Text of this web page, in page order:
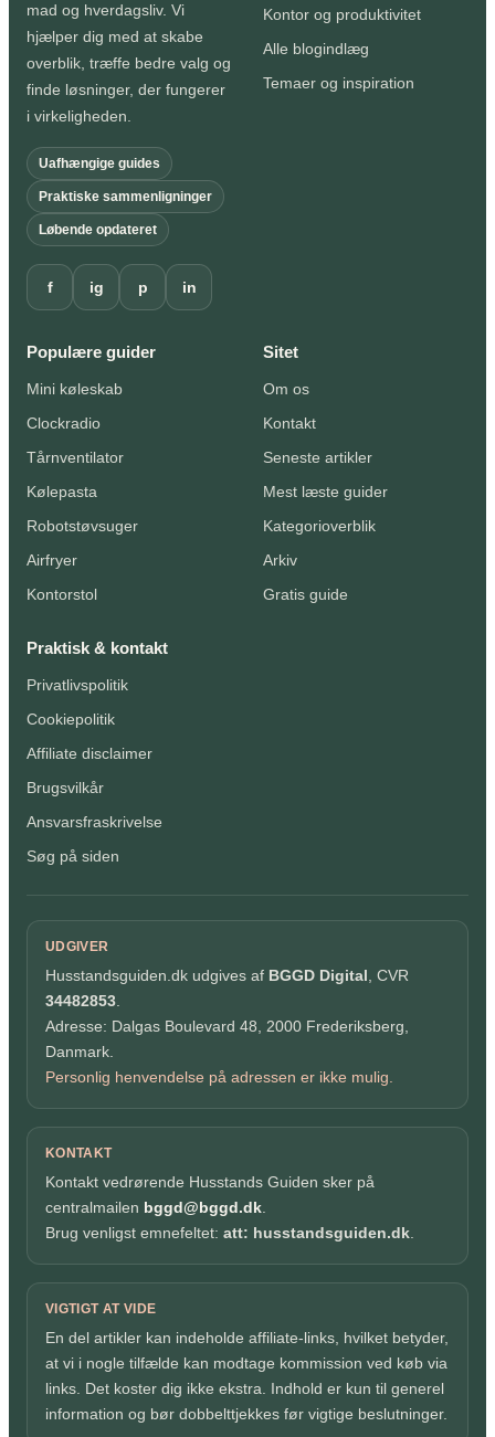
mad og hverdagsliv. Vi
hjælper dig med at skabe
overblik, træffe bedre valg og
finde løsninger, der fungerer
i virkeligheden.
Uafhængige guides
Praktiske sammenligninger
Løbende opdateret
f ig p in
Kontor og produktivitet
Alle blogindlæg
Temaer og inspiration
Populære guider
Mini køleskab
Clockradio
Tårnventilator
Kølepasta
Robotstøvsuger
Airfryer
Kontorstol
Sitet
Om os
Kontakt
Seneste artikler
Mest læste guider
Kategorioverblik
Arkiv
Gratis guide
Praktisk & kontakt
Privatlivspolitik
Cookiepolitik
Affiliate disclaimer
Brugsvilkår
Ansvarsfraskrivelse
Søg på siden
UDGIVER
Husstandsguiden.dk udgives af BGGD Digital , CVR
34482853
Adresse: Dalgas Boulevard 48, 2000 Frederiksberg,
Danmark.
Personlig henvendelse på adressen er ikke mulig.
KONTAKT
Kontakt vedrørende Husstands Guiden sker på
centralmailen bggd@bggd.dk
Brug venligst emnefeltet: att: husstandsguiden.dk
VIGTIGT AT VIDE
En del artikler kan indeholde affiliate-links, hvilket betyder,
at vi i nogle tilfælde kan modtage kommission ved køb via
links. Det koster dig ikke ekstra. Indhold er kun til generel
information og bør dobbelttjekkes før vigtige beslutninger.